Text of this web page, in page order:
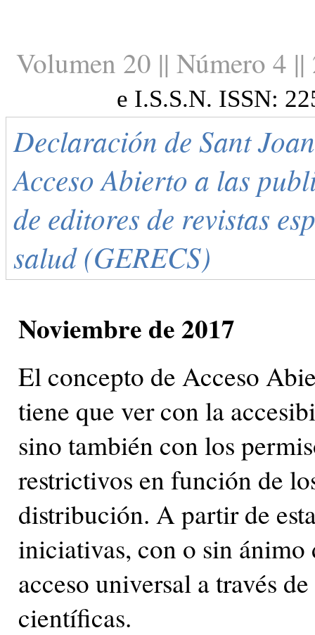
Volumen 20 || Número 4 ||
e I.S.S.N. ISSN:
Declaración de Sant
Acceso Abierto a las
de editores de revistas
salud (GERECS)
Noviembre de 2017
El concepto de Acceso
tiene que ver con la
sino también con los
restrictivos en función de
distribución. A partir de
iniciativas, con o sin
acceso universal a través
científicas.